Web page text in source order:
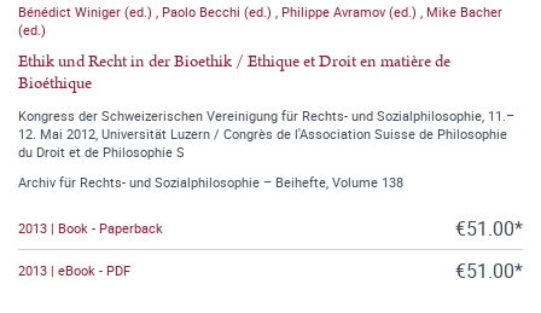
Bénédict Winiger (ed.) Paolo Becchi (ed.) Philippe Avramov (ed.)
Mike Bacher
(ed.)
Ethik und Recht in der Bioethik / Ethique et Droit en matière de
Bioéthique
Kongress der Schweizerischen Vereinigung für Rechts- und Sozialphilosophie, 11.–
12. Mai 2012, Universität Luzern / Congrès de l'Association Suisse de Philosophie
du Droit et de Philosophie S
Archiv für Rechts- und Sozialphilosophie – Beihefte, Volume 138
2013 | Book - Paperback €51.00*
2013 | eBook - PDF €51.00*